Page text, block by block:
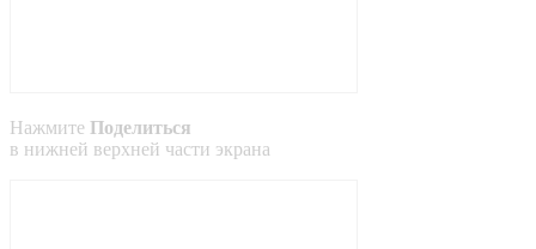
Нажмите Поделиться
в нижней верхней части экрана